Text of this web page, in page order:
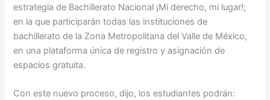
estrategia de Bachillerato Nacional ¡Mi derecho, mi lugar!;
en la que participarán todas las instituciones de
bachillerato de la Zona Metropolitana del Valle de México,
en una plataforma única de registro y asignación de
espacios gratuita.
Con este nuevo proceso, dijo, los estudiantes podrán: